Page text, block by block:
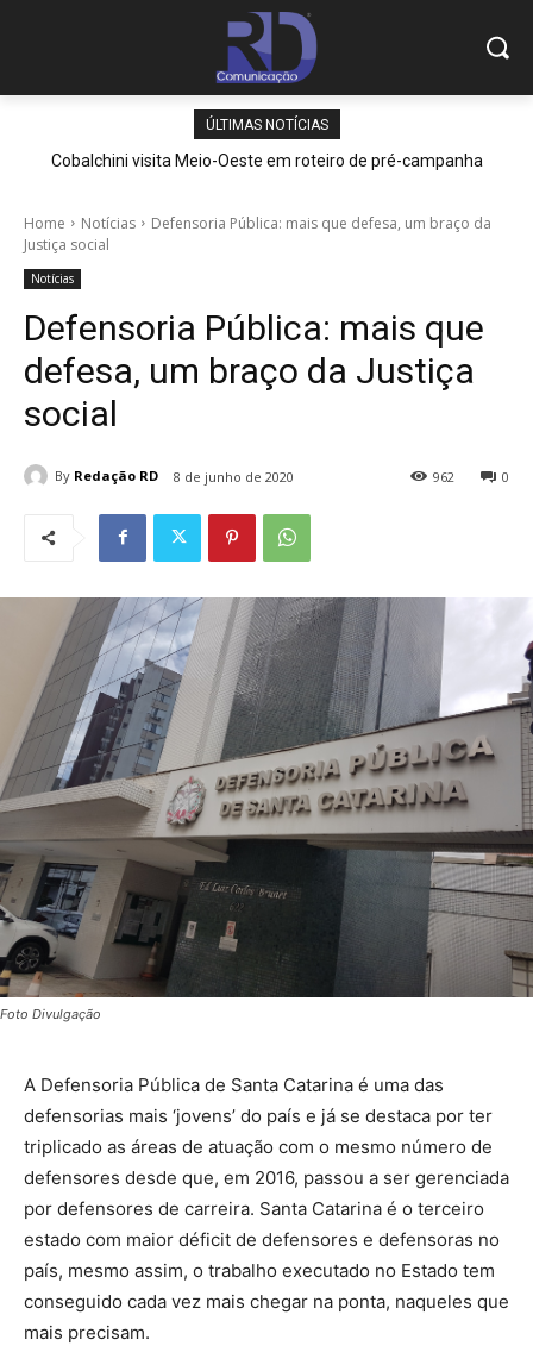
ÚLTIMAS NOTÍCIAS
Cobalchini visita Meio-Oeste em roteiro de pré-campanha
Home Notícias
Defensoria Pública: mais que defesa, um braço da
Justiça social
Notícias
Defensoria Pública: mais que
defesa, um braço da Justiça
social
By Redação RD 8 de junho de 2020 0
962
Foto Divulgação
A Defensoria Pública de Santa Catarina é uma das
defensorias mais ‘jovens’ do país e já se destaca por ter
triplicado as áreas de atuação com o mesmo número de
defensores desde que, em 2016, passou a ser gerenciada
por defensores de carreira. Santa Catarina é o terceiro
estado com maior déficit de defensores e defensoras no
país, mesmo assim, o trabalho executado no Estado tem
conseguido cada vez mais chegar na ponta, naqueles que
mais precisam.